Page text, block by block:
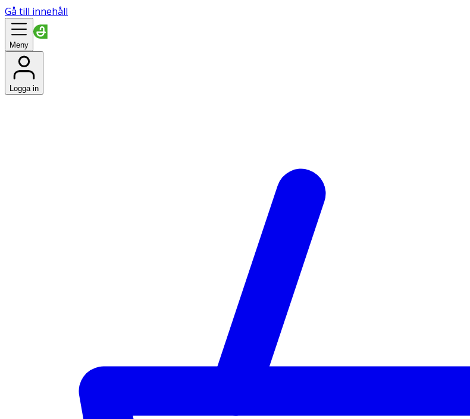
Gå till innehåll
Meny
Logga in